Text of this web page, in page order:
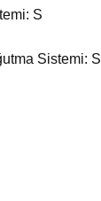
S
Sistemi: S